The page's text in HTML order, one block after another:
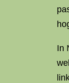
In